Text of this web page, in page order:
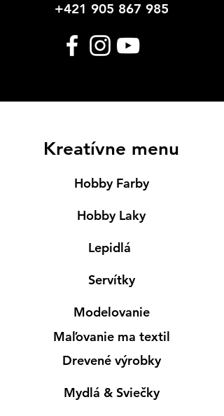
+421 905 867 985
Kreatívne menu
Hobby Farby
Hobby Laky
Lepidlá
Servítky
Modelovanie
Maľovanie ma textil
Drevené výrobky
Mydlá & Sviečky